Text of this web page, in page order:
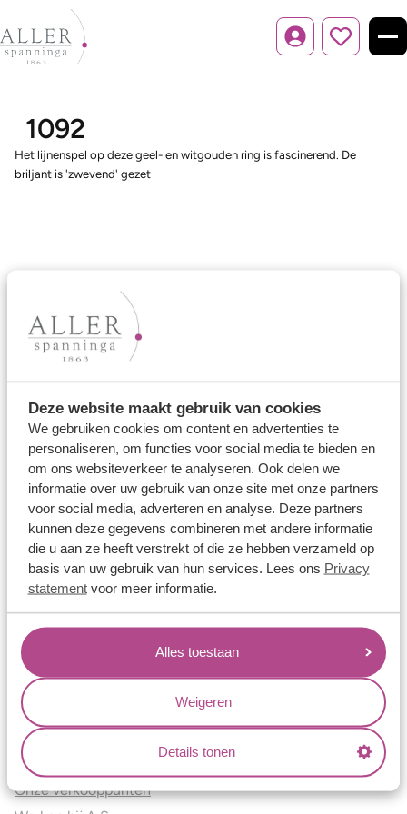
Deze website maakt gebruik van cookies
We gebruiken cookies om content en advertenties te
personaliseren, om functies voor social media te bieden en
om ons websiteverkeer te analyseren. Ook delen we
informatie over uw gebruik van onze site met onze partners
voor social media, adverteren en analyse. Deze partners
kunnen deze gegevens combineren met andere informatie
die u aan ze heeft verstrekt of die ze hebben verzameld op
basis van uw gebruik van hun services. Lees ons Privacy
statementvoor meer informatie.
Alles toestaan
Weigeren
Details tonen
Inloggen
1092
Het lijnenspel op deze geel- en witgouden ring is fascinerend. De
briljant is 'zwevend' gezet
Ons aanbod
Trouwringen
Memoireringen
Verlovingsringen
Vriendschapsringen
Over ons
Aller Spanninga
Historie
Certificaten
Blogs
Jouw voordelen
Conflictvrije Materialen
Oneindig veel mogelijkheden
Kwaliteit
Juweliers & Contact
Onze verkooppunten